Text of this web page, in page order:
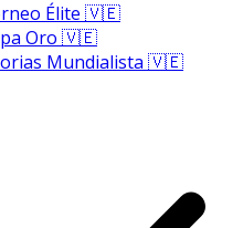
Élite 🇻🇪
Oro 🇻🇪
Mundialista 🇻🇪